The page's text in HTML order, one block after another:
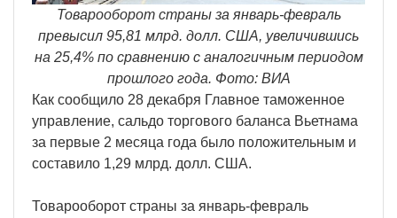
Товарооборот страны за январь-февраль
превысил 95,81 млрд. долл. США, увеличившись
на 25,4% по сравнению с аналогичным периодом
прошлого года. Фото: ВИА
Как сообщило 28 декабря Главное таможенное
управление, сальдо торгового баланса Вьетнама
за первые 2 месяца года было положительным и
составило 1,29 млрд. долл. США.
Товарооборот страны за январь-февраль